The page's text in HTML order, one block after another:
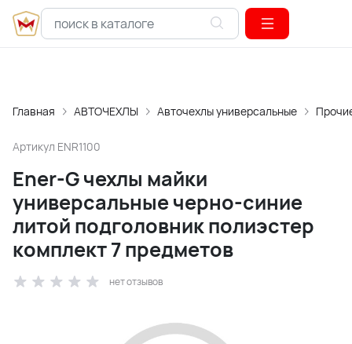
Главная АВТОЧЕХЛЫ Авточехлы универсальные
Артикул ENR1100
Ener-G чехлы майки
универсальные черно-синие
литой подголовник полиэстер
комплект 7 предметов
нет отзывов